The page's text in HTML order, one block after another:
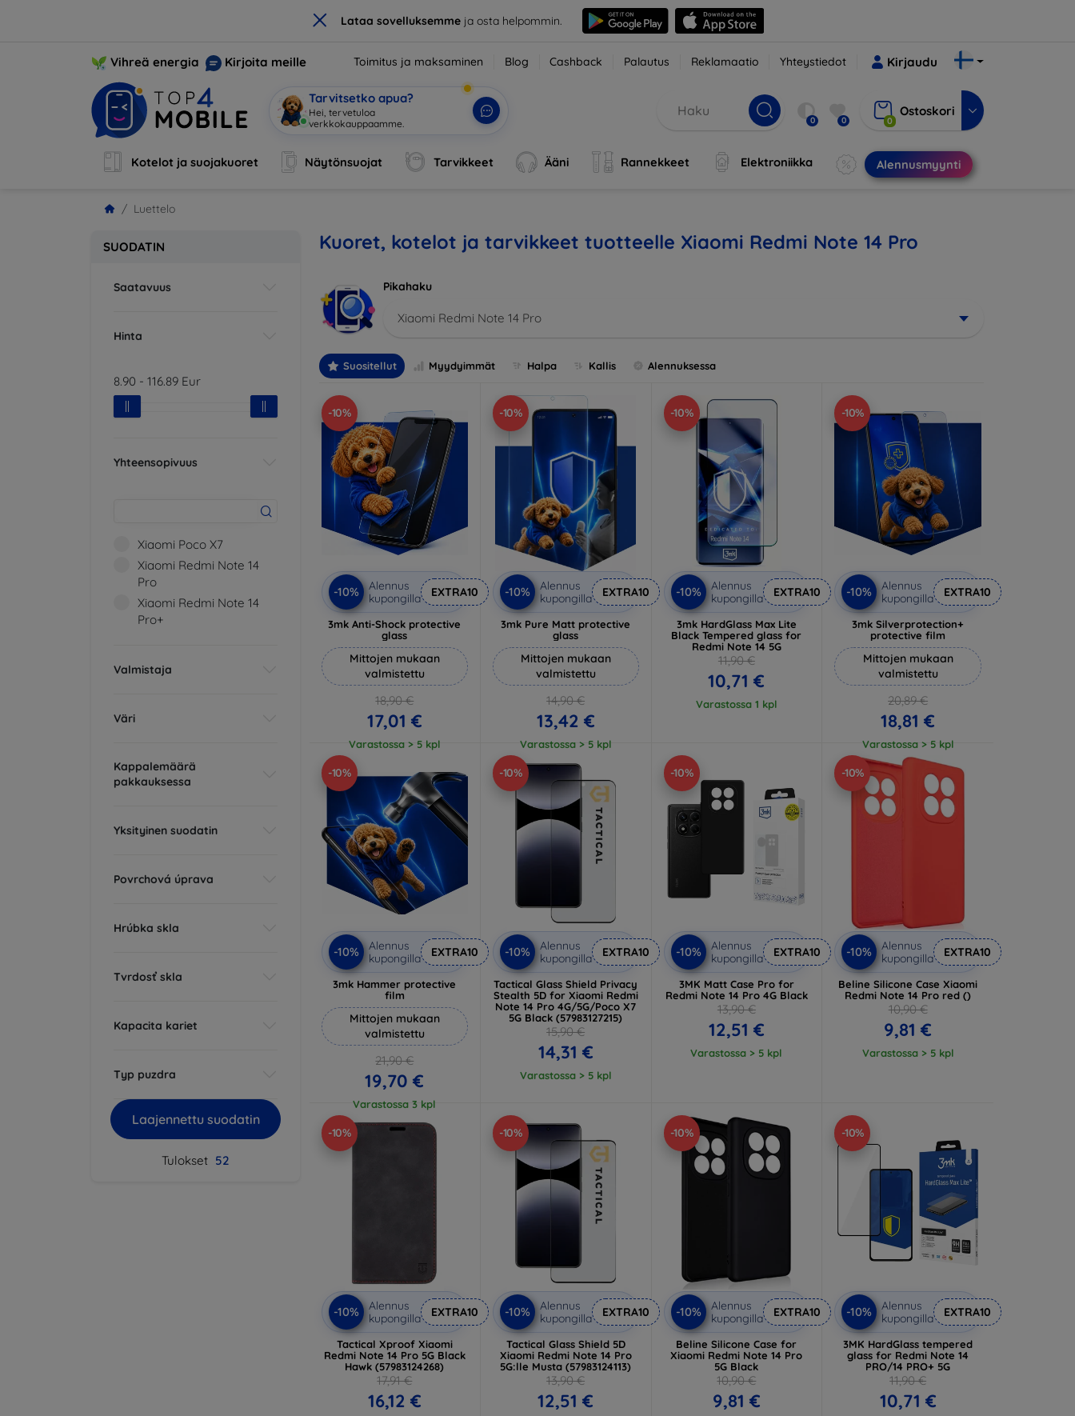
× Lataa sovelluksemmeja osta helpommin.
Vihreä energia Kirjoita meille Toimitus ja maksaminen Blog Cashback Palautus Reklamaatio Yhteystiedot Kirjaudu
Tarvitsetko apua?
Olen Mo| 0 0 0
Ostoskori
Kotelot ja suojakuoret Näytönsuojat Tarvikkeet Ääni Rannekkeet Elektroniikka Alennusmyynti
Luettelo
SUODATIN
Saatavuus
Hinta
8.90 - 116.89 Eur
Yhteensopivuus
Xiaomi Poco X7
Xiaomi Redmi Note 14
Pro
Xiaomi Redmi Note 14
Pro+
Valmistaja
Väri
Kappalemäärä
pakkauksessa
Yksityinen suodatin
Povrchová úprava
Hrúbka skla
Tvrdosť skla
Kapacita kariet
Typ puzdra
Laajennettu suodatin
Tulokset 52
Kuoret, kotelot ja tarvikkeet tuotteelle Xiaomi Redmi Note 14 Pro
Pikahaku
Xiaomi Redmi Note 14 Pro
Suositellut Myydyimmät Halpa Kallis Alennuksessa
-10%
-10%
Alennus
kupongilla
EXTRA10
3mk Anti-Shock protective
glass
Mittojen mukaan
valmistettu
18,90 €
17,01 €
Varastossa > 5 kpl
-10%
-10%
Alennus
kupongilla
EXTRA10
3mk Pure Matt protective
glass
Mittojen mukaan
valmistettu
14,90 €
13,42 €
Varastossa > 5 kpl
-10%
-10%
Alennus
kupongilla
EXTRA10
3mk HardGlass Max Lite
Black Tempered glass for
Redmi Note 14 5G
11,90 €
10,71 €
Varastossa 1 kpl
-10%
-10%
Alennus
kupongilla
EXTRA10
3mk Silverprotection+
protective film
Mittojen mukaan
valmistettu
20,89 €
18,81 €
Varastossa > 5 kpl
-10%
-10%
Alennus
kupongilla
EXTRA10
3mk Hammer protective
film
Mittojen mukaan
valmistettu
21,90 €
19,70 €
Varastossa 3 kpl
-10%
-10%
Alennus
kupongilla
EXTRA10
Tactical Glass Shield Privacy
Stealth 5D for Xiaomi Redmi
Note 14 Pro 4G/5G/Poco X7
5G Black (57983127215)
15,90 €
14,31 €
Varastossa > 5 kpl
-10%
-10%
Alennus
kupongilla
EXTRA10
3MK Matt Case Pro for
Redmi Note 14 Pro 4G Black
13,90 €
12,51 €
Varastossa > 5 kpl
-10%
-10%
Alennus
kupongilla
EXTRA10
Beline Silicone Case Xiaomi
Redmi Note 14 Pro red ()
10,90 €
9,81 €
Varastossa > 5 kpl
-10%
-10%
Alennus
kupongilla
EXTRA10
Tactical Xproof Xiaomi
Redmi Note 14 Pro 5G Black
Hawk (57983124268)
17,91 €
16,12 €
-10%
-10%
Alennus
kupongilla
EXTRA10
Tactical Glass Shield 5D
Xiaomi Redmi Note 14 Pro
5G:lle Musta (57983124113)
13,90 €
12,51 €
-10%
-10%
Alennus
kupongilla
EXTRA10
Beline Silicone Case for
Xiaomi Redmi Note 14 Pro
5G Black
10,90 €
9,81 €
-10%
-10%
Alennus
kupongilla
EXTRA10
3MK HardGlass tempered
glass for Redmi Note 14
PRO/14 PRO+ 5G
11,90 €
10,71 €